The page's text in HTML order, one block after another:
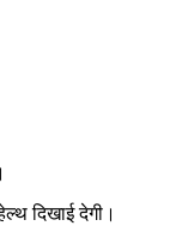
दिखाई देगी।